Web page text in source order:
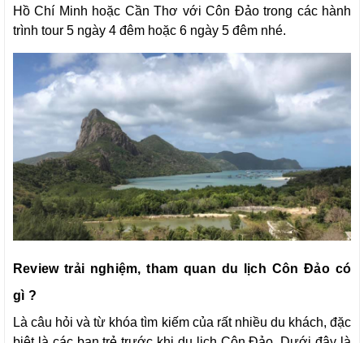
Hồ Chí Minh hoặc Cần Thơ với Côn Đảo trong các hành
trình tour 5 ngày 4 đêm hoặc 6 ngày 5 đêm nhé.
Review trải nghiệm, tham quan du lịch Côn Đảo có
gì ?
Là câu hỏi và từ khóa tìm kiếm của rất nhiều du khách, đặc